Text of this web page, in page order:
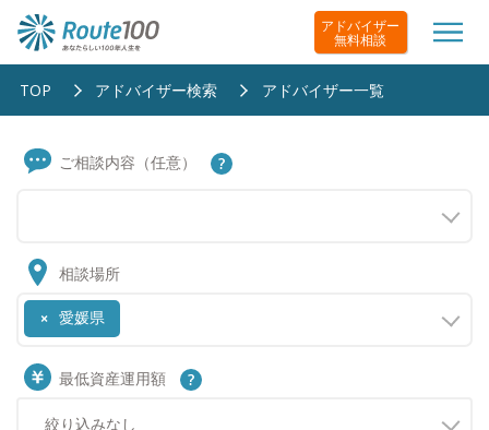
アドバイザー
無料相談
TOP アドバイザー検索 アドバイザー一覧
ご相談内容（任意）
相談場所
× 愛媛県
最低資産運用額